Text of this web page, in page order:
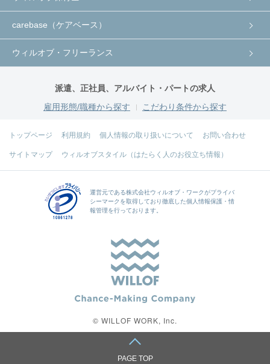
carebase（ケアベース）
ウィルオブ・フリーランス
派遣、正社員、アルバイト・パートの求人
雇用形態/職種から探す
こだわり条件から探す
トップページ 利用規約 個人情報の取り扱いについて お問い合わせ
サイトマップ ウィルオブスタイル（はたらく人のお役立ち情報）
運営元である株式会社ウィルオブ・ワークがプライバ
シーマークを取得しており徹底した個人情報保護・情
報管理を行っております。
© WILLOF WORK, Inc.
PAGE TOP